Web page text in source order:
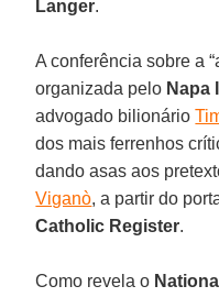
Langer.
A conferência sobre a
organizada pelo Napa
advogado bilionário
dos mais ferrenhos
dando asas aos
Viganò, a partir do
Catholic Register.
Como revela o